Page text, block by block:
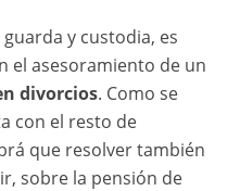
y custodia, es
el asesoramiento de un
divorcios. Como se
con el resto de
que resolver también
sobre la pensión de